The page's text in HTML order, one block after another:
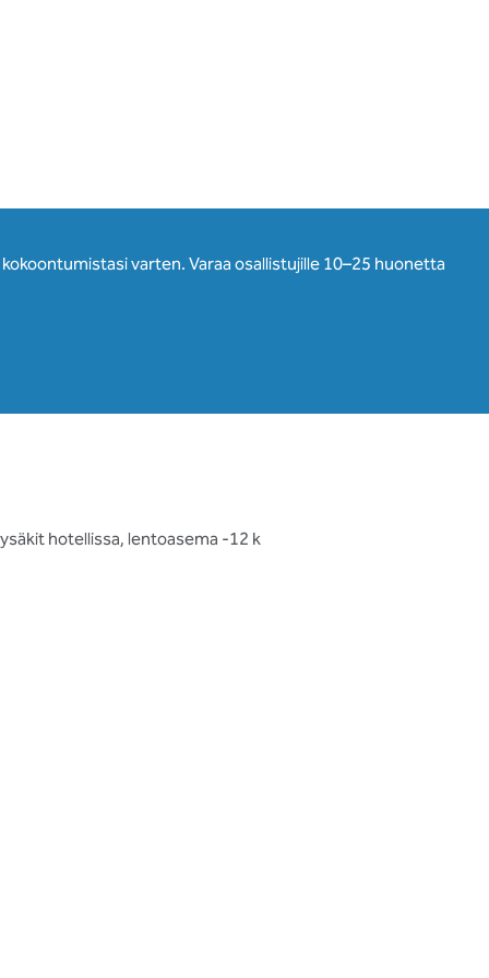
varten. Varaa osallistujille 10–25 huonetta
hotellissa, lentoasema -12 k